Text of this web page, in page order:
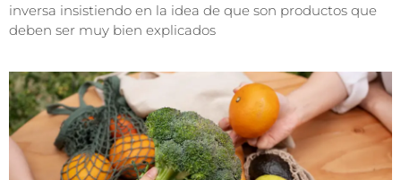
inversa insistiendo en la idea de que son productos que
deben ser muy bien explicados